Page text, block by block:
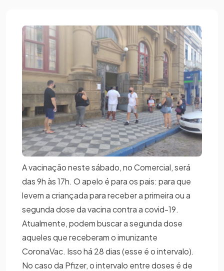
A vacinação neste sábado, no Comercial, será
das 9h às 17h. O apelo é para os pais: para que
levem a criançada para receber a primeira ou a
segunda dose da vacina contra a covid-19.
Atualmente, podem buscar a segunda dose
aqueles que receberam o imunizante
CoronaVac. Isso há 28 dias (esse é o intervalo).
No caso da Pfizer, o intervalo entre doses é de